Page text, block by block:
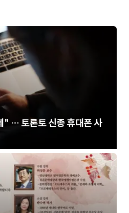
" … 토론토 신종 휴대폰 사